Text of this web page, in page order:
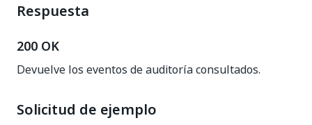
Respuesta
200 OK
Devuelve los eventos de auditoría consultados.
Solicitud de ejemplo